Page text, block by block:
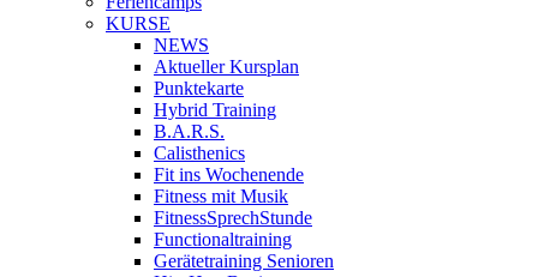
KURSE
NEWS
Aktueller Kursplan
Punktekarte
Hybrid Training
B.A.R.S.
Calisthenics
Fit ins Wochenende
Fitness mit Musik
FitnessSprechStunde
Functionaltraining
Gerätetraining Senioren